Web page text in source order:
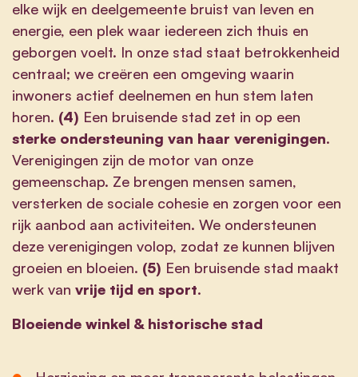
elke wijk en deelgemeente bruist van leven en
energie, een plek waar iedereen zich thuis en
geborgen voelt. In onze stad staat betrokkenheid
centraal; we creëren een omgeving waarin
inwoners actief deelnemen en hun stem laten
horen. (4) Een bruisende stad zet in op een
sterke ondersteuning van haar verenigingen.
Verenigingen zijn de motor van onze
gemeenschap. Ze brengen mensen samen,
versterken de sociale cohesie en zorgen voor een
rijk aanbod aan activiteiten. We ondersteunen
deze verenigingen volop, zodat ze kunnen blijven
groeien en bloeien. (5) Een bruisende stad maakt
werk van vrije tijd en sport.
Bloeiende winkel & historische stad